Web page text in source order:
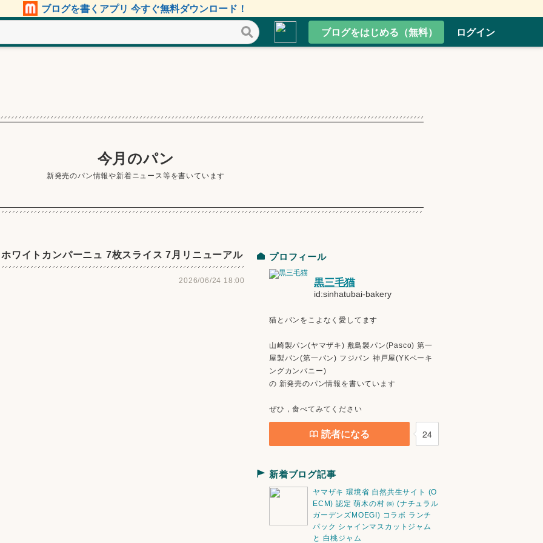
ブログを書くアプリ 今すぐ無料ダウンロード！
ブログをはじめる（無料）
ログイン
今月のパン
新発売のパン情報や新着ニュース等を書いています
ワイトカンパーニュ 7枚スライス 7月リニューアル
2026/06/24 18:00
プロフィール
黒三毛猫
id:sinhatubai-bakery
猫とパンをこよなく愛してます
山崎製パン(ヤマザキ) 敷島製パン(Pasco) 第一
屋製パン(第一パン) フジパン 神戸屋(YKベーキ
ングカンパニー)
の 新発売のパン情報を書いています
ぜひ，食べてみてください
読者になる 24
新着ブログ記事
ヤマザキ 環境省 自然共生サイト (O
ECM) 認定 萌木の村 ㈱ (ナチュラル
ガーデンズMOEGI) コラボ ランチ
パック シャインマスカットジャム
と 白桃ジャム